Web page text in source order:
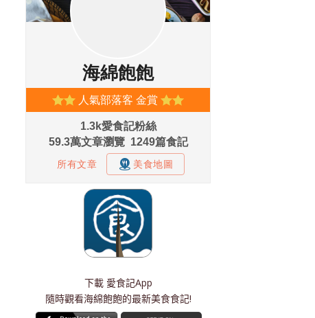
下載 愛食記App
隨時觀看海綿飽飽的最新美食食記!